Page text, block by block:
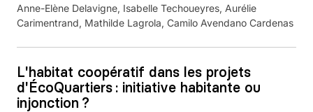
Anne-Elène Delavigne, Isabelle Techoueyres, Aurélie
Carimentrand, Mathilde Lagrola, Camilo Avendano Cardenas
L'habitat coopératif dans les projets
d'ÉcoQuartiers : initiative habitante ou
injonction ?